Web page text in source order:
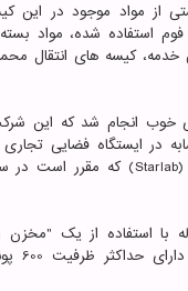
از مواد موجود در این
استفاده شده، مواد
کیسه های انتقال
خوب انجام شد که این
در ایستگاه فضایی تجاری
با استفاده از یک "مخزن